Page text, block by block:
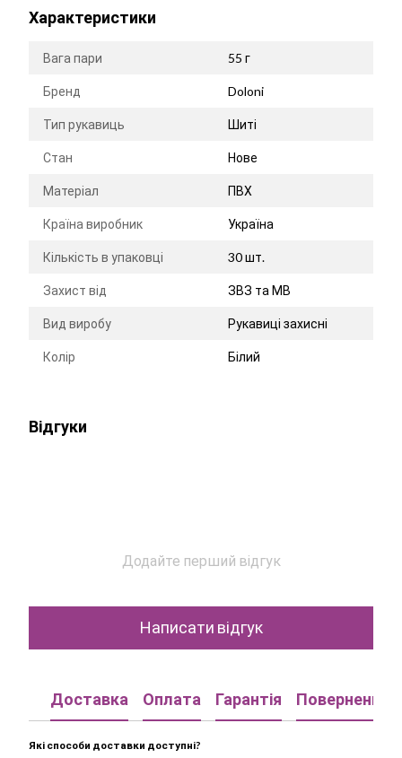
Характеристики
Вага пари 55 г
Бренд Doloni
Тип рукавиць Шиті
Стан Нове
Матеріал ПВХ
Країна виробник Україна
Кількість в упаковці 30 шт.
Захист від ЗВЗ та МВ
Вид виробу Рукавиці захисні
Колір Білий
Відгуки
Додайте перший відгук
Написати відгук
Доставка Оплата Гарантія Повернення
Які способи доставки доступні?